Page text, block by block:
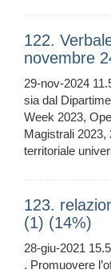
122.
novembre
29-nov-2024
sia dal
Week 2023,
Magistrali 2023,
territoriale
123.
(1) (14%)
28-giu-2021
. Promuovere